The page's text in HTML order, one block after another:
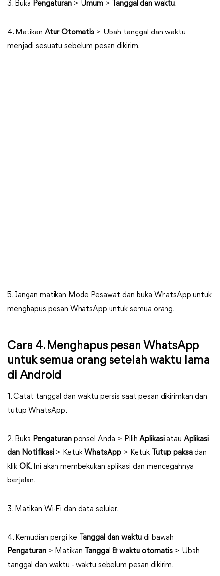
3. Buka Pengaturan > Umum > Tanggal dan waktu.
4. Matikan Atur Otomatis > Ubah tanggal dan waktu
menjadi sesuatu sebelum pesan dikirim.
5. Jangan matikan Mode Pesawat dan buka WhatsApp untuk
menghapus pesan WhatsApp untuk semua orang.
Cara 4. Menghapus pesan WhatsApp
untuk semua orang setelah waktu lama
di Android
1. Catat tanggal dan waktu persis saat pesan dikirimkan dan
tutup WhatsApp.
2. Buka Pengaturan ponsel Anda > Pilih Aplikasi atau Aplikasi
dan Notifikasi > Ketuk WhatsApp > Ketuk Tutup paksa dan
klik OK. Ini akan membekukan aplikasi dan mencegahnya
berjalan.
3. Matikan Wi-Fi dan data seluler.
4. Kemudian pergi ke Tanggal dan waktu di bawah
Pengaturan > Matikan Tanggal & waktu otomatis > Ubah
tanggal dan waktu - waktu sebelum pesan dikirim.